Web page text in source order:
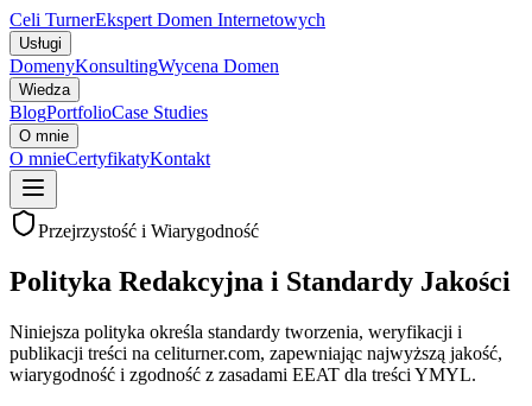
Celi TurnerEkspert Domen Internetowych
Usługi
DomenyKonsultingWycena Domen
Wiedza
BlogPortfolioCase Studies
O mnie
O mnieCertyfikatyKontakt
Przejrzystość i Wiarygodność
Polityka Redakcyjna i Standardy Jakości
Niniejsza polityka określa standardy tworzenia, weryfikacji i
publikacji treści na celiturner.com, zapewniając najwyższą jakość,
wiarygodność i zgodność z zasadami EEAT dla treści YMYL.